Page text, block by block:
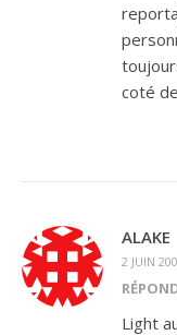
coté
ALAKE
2 JUIN
Light